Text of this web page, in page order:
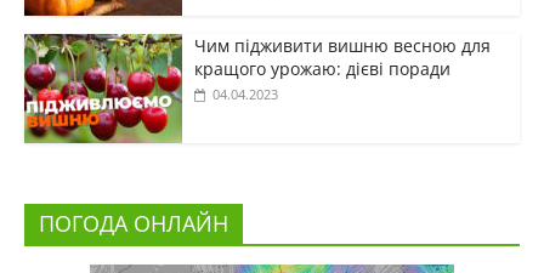
Чим підживити вишню весною для
кращого урожаю: дієві поради
04.04.2023
ПОГОДА ОНЛАЙН